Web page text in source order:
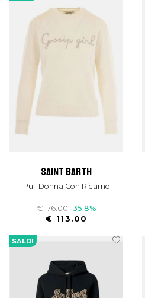
saint barth
Pull Donna Con Ricamo
€ 176.00 -35.8%
€ 113.00
SALDI